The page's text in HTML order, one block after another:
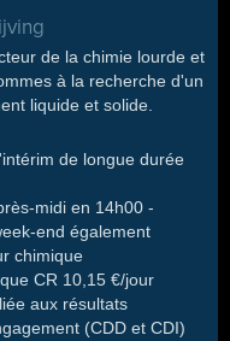
de la chimie lourde et
à la recherche d'un
liquide et solide.
de longue durée
midi en 14h00 -
end également
chimique
CR 10,15 €/jour
aux résultats
(CDD et CDI)